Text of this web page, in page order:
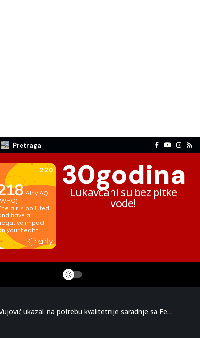
Pretraga
30godina
Lukavčani su bez pitke
vode!
ukazali na potrebu kvalitetnije saradnje sa Federacijom